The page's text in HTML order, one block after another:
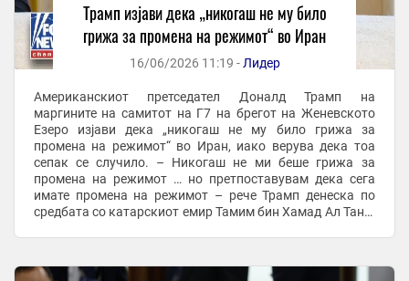
Трамп изјави дека „никогаш не му било
грижа за промена на режимот“ во Иран
16/06/2026 11:19 - Лидер
Американскиот претседател Доналд Трамп на
маргините на самитот на Г7 на брегот на Женевското
Езеро изјави дека „никогаш не му било грижа за
промена на режимот“ во Иран, иако верува дека тоа
сепак се случило. – Никогаш не ми беше грижа за
промена на режимот … но претпоставувам дека сега
имате промена на режимот – рече Трамп денеска по
средбата со катарскиот емир Тамим бин Хамад Ал Тани.